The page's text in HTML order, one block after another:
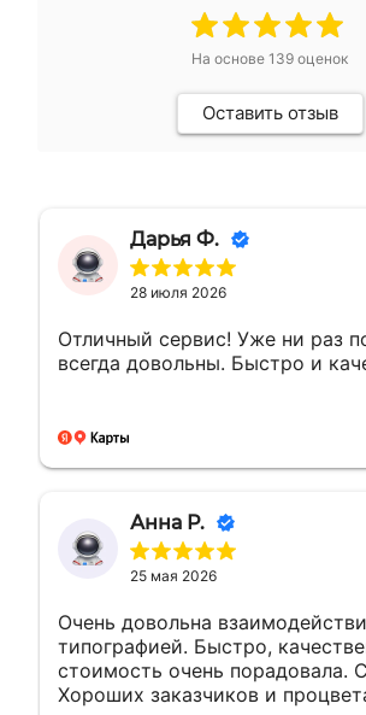
На основе 139 оценок
Оставить отзыв
Дарья Ф.
28 июля 2026
Отличный сервис! Уже ни раз
всегда довольны. Быстро и
Анна Р.
25 мая 2026
Очень довольна
типографией. Быстро,
стоимость очень порадовала.
Хороших заказчиков и